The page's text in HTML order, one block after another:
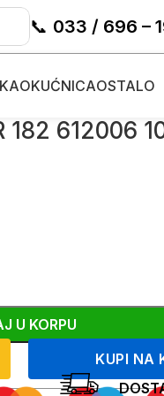
📞 033 / 696 –
OKUĆNICAOSTALO
612006
U KORPU
KUPI NA